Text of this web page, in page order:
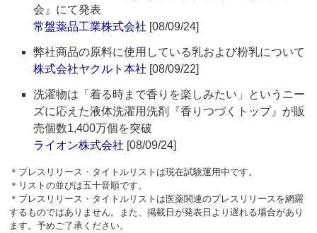
会』にて発表
常盤薬品工業株式会社 [08/09/24]
弊社商品の原料に使用している乳および粉乳について
株式会社ヤクルト本社 [08/09/22]
洗濯物は「着る時まで香りを楽しみたい」というニー
ズに応えた液体洗濯用洗剤『香りつづくトップ』が販
売個数1,400万個を突破
ライオン株式会社 [08/09/24]
＊プレスリリース・タイトルリストは現在試験運用中です。
＊リストの並びは五十音順です。
＊プレスリリース・タイトルリストは医薬関連のプレスリリースを網羅
するものではありません。また、掲載日が発表日より遅れる場合があり
ます。予めご了承ください。